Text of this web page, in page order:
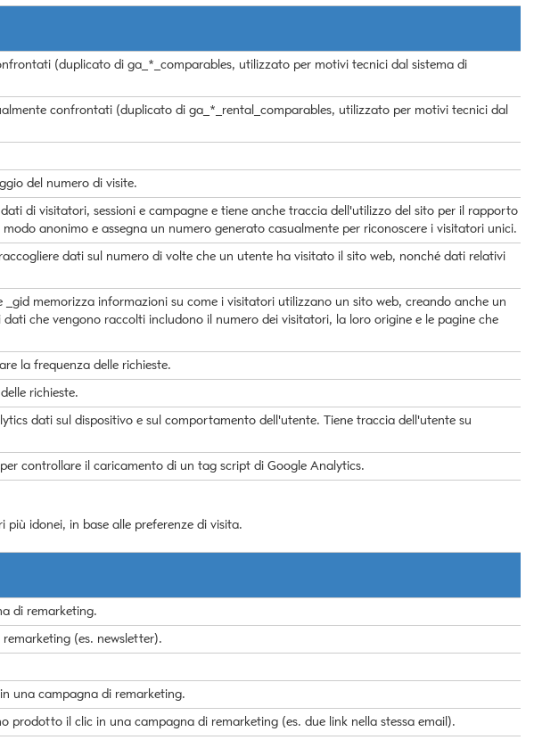
(duplicato di ga_*_comparables, utilizzato per motivi tecnici dal sistema di
confrontati (duplicato di ga_*_rental_comparables, utilizzato per motivi tecnici dal
del numero di visite.
di visitatori, sessioni e campagne e tiene anche traccia dell'utilizzo del sito per il rapporto
anonimo e assegna un numero generato casualmente per riconoscere i visitatori unici.
dati sul numero di volte che un utente ha visitato il sito web, nonché dati relativi
memorizza informazioni su come i visitatori utilizzano un sito web, creando anche un
che vengono raccolti includono il numero dei visitatori, la loro origine e le pagine che
la frequenza delle richieste.
richieste.
dati sul dispositivo e sul comportamento dell'utente. Tiene traccia dell'utente su
controllare il caricamento di un tag script di Google Analytics.
idonei, in base alle preferenze di visita.
di remarketing.
(es. newsletter).
una campagna di remarketing.
prodotto il clic in una campagna di remarketing (es. due link nella stessa email).